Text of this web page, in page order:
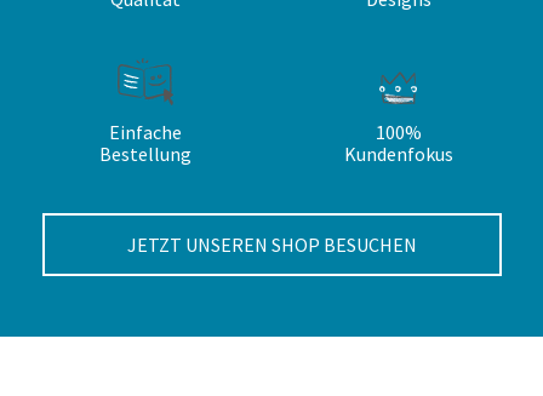
Einfache
Bestellung
100%
Kundenfokus
JETZT UNSEREN SHOP BESUCHEN